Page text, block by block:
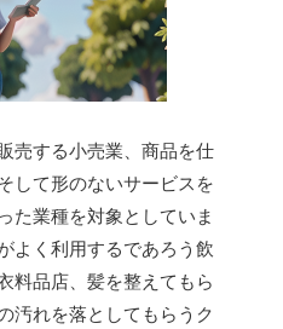
売する小売業、商品を仕
して形のないサービスを
た業種を対象としていま
よく利用するであろう飲
料品店、髪を整えてもら
汚れを落としてもらうク